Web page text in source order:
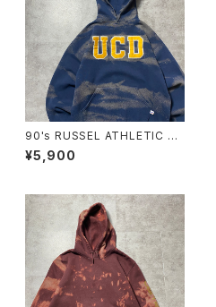
90's RUSSEL ATHLETIC ラ
ッセルアスレチック UCD ワッ
ペンカレッジロゴ ブリーチ加
¥5,900